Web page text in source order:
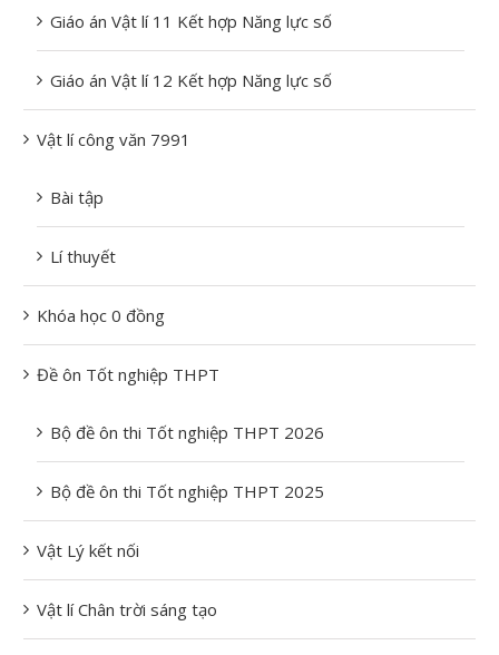
Giáo án Vật lí 11 Kết hợp Năng lực số
Giáo án Vật lí 12 Kết hợp Năng lực số
Vật lí công văn 7991
Bài tập
Lí thuyết
Khóa học 0 đồng
Đề ôn Tốt nghiệp THPT
Bộ đề ôn thi Tốt nghiệp THPT 2026
Bộ đề ôn thi Tốt nghiệp THPT 2025
Vật Lý kết nối
Vật lí Chân trời sáng tạo